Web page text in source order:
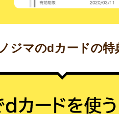
ノジマのdカードの特